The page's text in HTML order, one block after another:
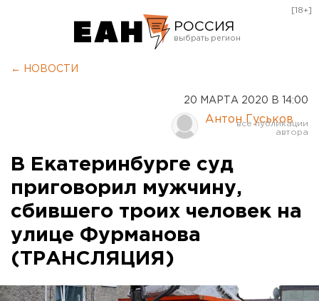
РОССИЯ
Курган
Оренбург
[18+]
← НОВОСТИ
20 МАРТА 2020 В 14:00
Антон Гуськов
В Екатеринбурге суд
приговорил мужчину,
сбившего троих человек на
улице Фурманова
(ТРАНСЛЯЦИЯ)